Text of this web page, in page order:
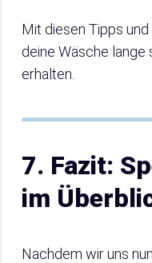
Mit diesen Tipps
deine Wäsche lange
erhalten.
7. Fazit:
im
Nachdem wir uns